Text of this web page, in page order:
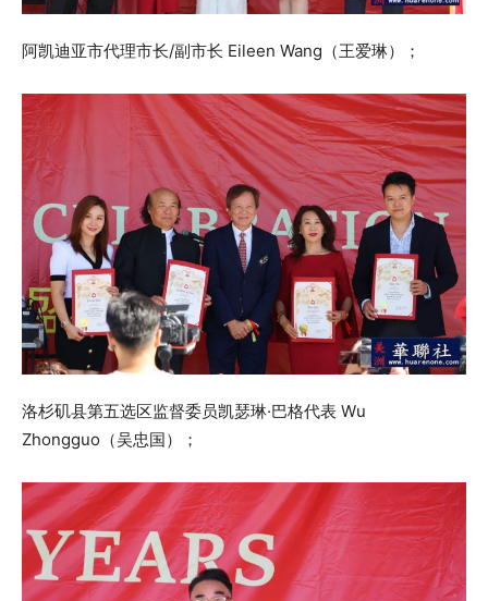
阿凯迪亚市代理市长/副市长 Eileen Wang（王爱琳）；
洛杉矶县第五选区监督委员凯瑟琳·巴格代表 Wu
Zhongguo（吴忠国）；